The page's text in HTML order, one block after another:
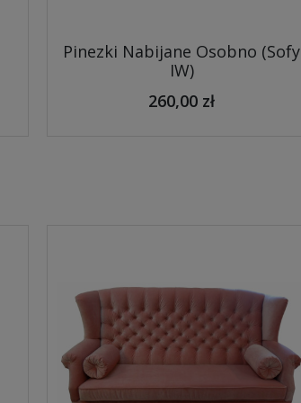
Pinezki Nabijane Osobno (Sofy
IW)
260,00 zł